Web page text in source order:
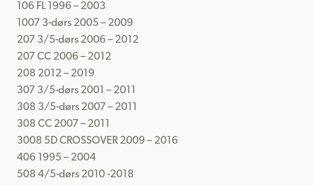
106 FL 1996 – 2003
1007 3-dørs 2005 – 2009
207 3/5-dørs 2006 – 2012
207 CC 2006 – 2012
208 2012 – 2019
307 3/5-dørs 2001 – 2011
308 3/5-dørs 2007 – 2011
308 CC 2007 – 2011
3008 5D CROSSOVER 2009 – 2016
406 1995 – 2004
508 4/5-dørs 2010 -2018